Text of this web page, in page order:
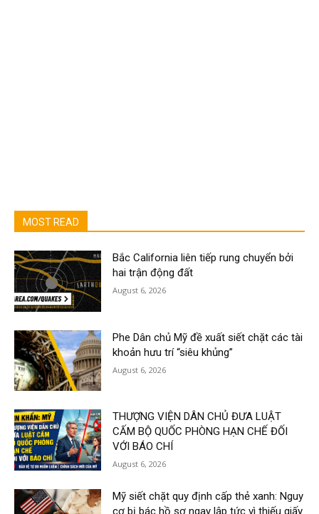
MOST READ
Bắc California liên tiếp rung chuyển bởi
hai trận động đất
August 6, 2026
Phe Dân chủ Mỹ đề xuất siết chặt các tài
khoản hưu trí “siêu khủng”
August 6, 2026
THƯỢNG VIỆN DÂN CHỦ ĐƯA LUẬT
CẤM BỘ QUỐC PHÒNG HẠN CHẾ ĐỐI
VỚI BÁO CHÍ
August 6, 2026
Mỹ siết chặt quy định cấp thẻ xanh: Nguy
cơ bị bác hồ sơ ngay lập tức vì thiếu giấy